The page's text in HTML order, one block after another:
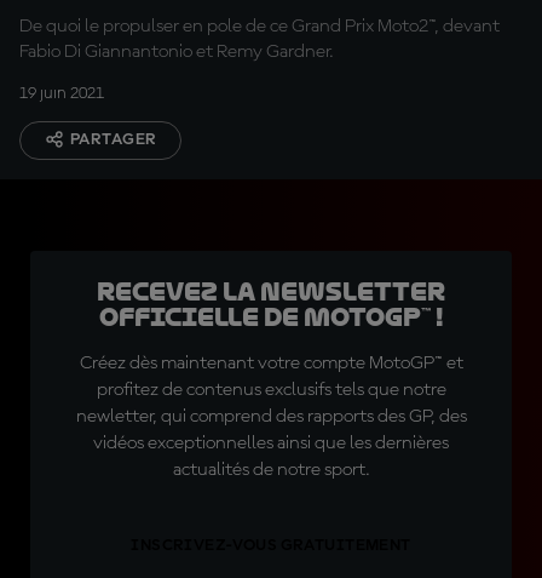
De quoi le propulser en pole de ce Grand Prix Moto2™, devant
Fabio Di Giannantonio et Remy Gardner.
19 juin 2021
PARTAGER
Recevez la Newsletter
officielle de MotoGP™ !
Créez dès maintenant votre compte MotoGP™ et
profitez de contenus exclusifs tels que notre
newletter, qui comprend des rapports des GP, des
vidéos exceptionnelles ainsi que les dernières
actualités de notre sport.